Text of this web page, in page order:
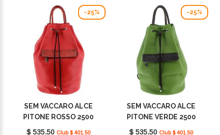
-25%
SEM VACCARO ALCE
PITONE ROSSO 2500
$ 535.50 Club $ 401.50
-25%
SEM VACCARO ALCE
PITONE VERDE 2500
$ 535.50 Club $ 401.50